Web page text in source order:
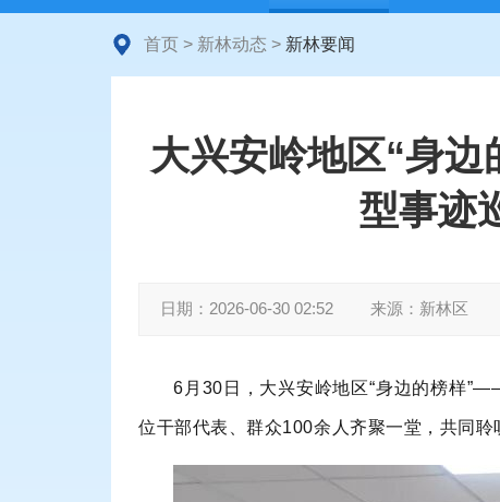
首页 > 新林动态 > 新林要闻
大兴安岭地区“身
型事迹
日期： 2026-06-30 02:52 来源： 新林区
6月30日，大兴安岭地区“身边的榜样
位干部代表、群众100余人齐聚一堂，共同